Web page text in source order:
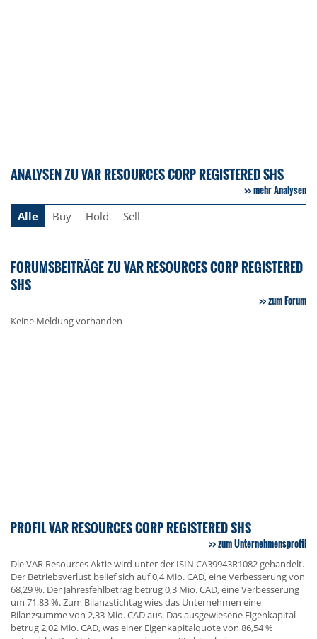
ANALYSEN ZU VAR RESOURCES CORP REGISTERED SHS
mehr Analysen
Alle
Buy Hold Sell
FORUMSBEITRÄGE ZU VAR RESOURCES CORP REGISTERED
SHS
zum Forum
Keine Meldung vorhanden
PROFIL VAR RESOURCES CORP REGISTERED SHS
zum Unternehmensprofil
Die VAR Resources Aktie wird unter der ISIN CA39943R1082 gehandelt.
Der Betriebsverlust belief sich auf 0,4 Mio. CAD, eine Verbesserung von
68,29 %. Der Jahresfehlbetrag betrug 0,3 Mio. CAD, eine Verbesserung
um 71,83 %. Zum Bilanzstichtag wies das Unternehmen eine
Bilanzsumme von 2,33 Mio. CAD aus. Das ausgewiesene Eigenkapital
betrug 2,02 Mio. CAD, was einer Eigenkapitalquote von 86,54 %